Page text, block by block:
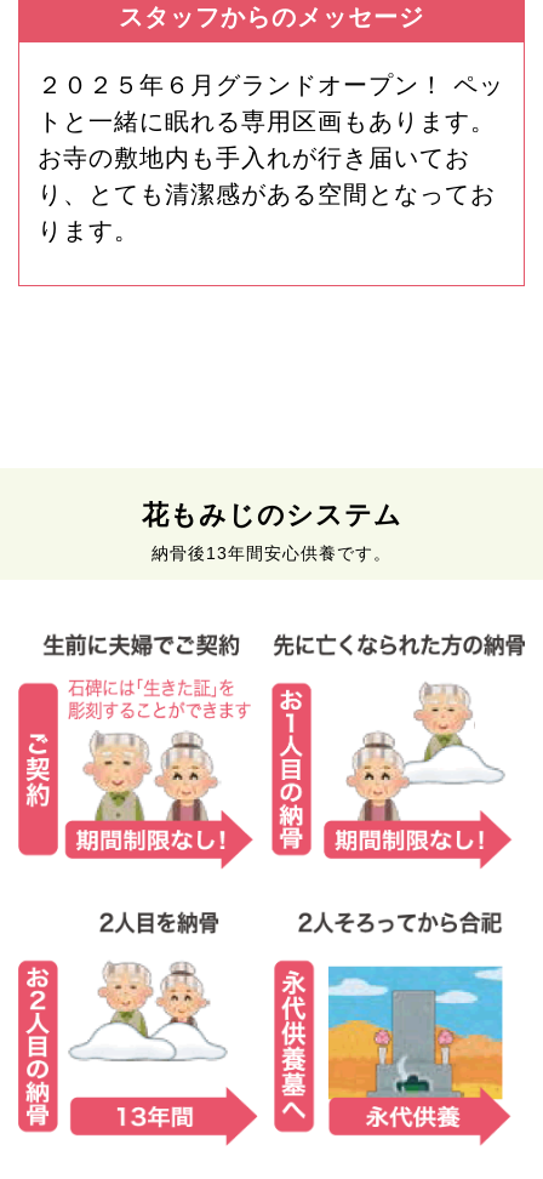
スタッフからのメッセージ
２０２５年６月グランドオープン！ ペッ
トと一緒に眠れる専用区画もあります。
お寺の敷地内も手入れが行き届いてお
り、とても清潔感がある空間となってお
ります。
花もみじのシステム
納骨後13年間安心供養です。